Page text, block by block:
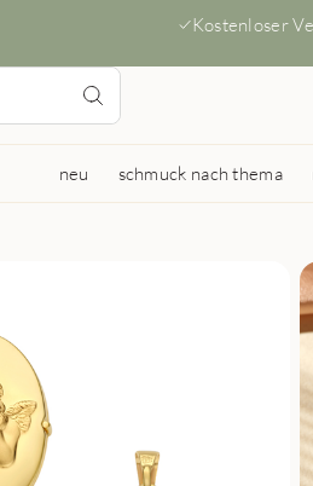
Kostenloser
neu schmuck nach thema